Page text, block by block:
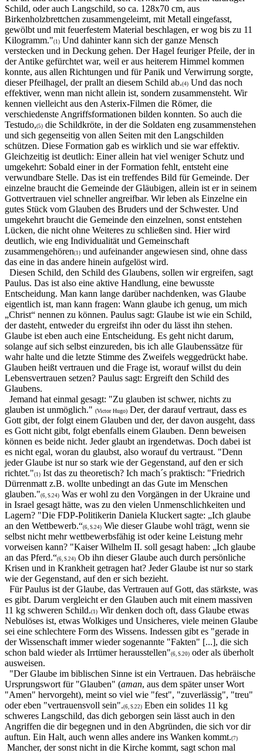
Schild, oder auch Langschild, so ca. 128x70 cm, aus
Birkenholzbrettchen zusammengeleimt, mit Metall eingefasst,
gewölbt und mit feuerfestem Material beschlagen, er wog bis zu 11
Kilogramm."(1) Und dahinter kann sich der ganze Mensch
verstecken und in Deckung gehen. Der Hagel feuriger Pfeile, der in
der Antike gefürchtet war, weil er aus heiterem Himmel kommen
konnte, aus allen Richtungen und für Panik und Verwirrung sorgte,
dieser Pfeilhagel, der prallt an diesem Schild ab.(4) Und das noch
effektiver, wenn man nicht allein ist, sondern zusammensteht. Wir
kennen vielleicht aus den Asterix-Filmen die Römer, die
verschiedenste Angriffsformationen bilden konnten. So auch die
Testudo,(5) die Schildkröte, in der die Soldaten eng zusammenstehen
und sich gegenseitig von allen Seiten mit den Langschilden
schützen. Diese Formation gab es wirklich und sie war effektiv.
Gleichzeitig ist deutlich: Einer allein hat viel weniger Schutz und
umgekehrt: Sobald einer in der Formation fehlt, entsteht eine
verwundbare Stelle. Das ist ein treffendes Bild für Gemeinde. Der
einzelne braucht die Gemeinde der Gläubigen, allein ist er in seinem
Gottvertrauen viel schneller angreifbar. Wir leben als Einzelne ein
gutes Stück vom Glauben des Bruders und der Schwester. Und
umgekehrt braucht die Gemeinde den einzelnen, sonst entstehen
Lücken, die nicht ohne Weiteres zu schließen sind. Hier wird
deutlich, wie eng Individualität und Gemeinschaft
zusammengehören(1) und aufeinander angewiesen sind, ohne dass
das eine in das andere hinein aufgelöst wird.
Diesen Schild, den Schild des Glaubens, sollen wir ergreifen, sagt
Paulus. Das ist also eine aktive Handlung, eine bewusste
Entscheidung. Man kann lange darüber nachdenken, was Glaube
eigentlich ist, man kann fragen: Wann glaube ich genug, um mich
„Christ“ nennen zu können. Paulus sagt: Glaube ist wie ein Schild,
der dasteht, entweder du ergreifst ihn oder du lässt ihn stehen.
Glaube ist eben auch eine Entscheidung. Es geht nicht darum,
solange auf sich selbst einzureden, bis ich alle Glaubenssätze für
wahr halte und die letzte Stimme des Zweifels weggedrückt habe.
Glauben heißt vertrauen und die Frage ist, worauf willst du dein
Lebensvertrauen setzen? Paulus sagt: Ergreift den Schild des
Glaubens.
Jemand hat einmal gesagt: "Zu glauben ist schwer, nichts zu
glauben ist unmöglich." (Victor Hugo) Der, der darauf vertraut, dass es
Gott gibt, der folgt einem Glauben und der, der davon ausgeht, dass
es Gott nicht gibt, folgt ebenfalls einem Glauben. Denn beweisen
können es beide nicht. Jeder glaubt an irgendetwas. Doch dabei ist
es nicht egal, woran du glaubst, also worauf du vertraust. "Denn
jeder Glaube ist nur so stark wie der Gegenstand, auf den er sich
richtet."(1) Ist das zu theoretisch? Ich mach´s praktisch: "Friedrich
Dürrenmatt z.B. wollte unbedingt an das Gute im Menschen
glauben."(6, S.24) Was er wohl zu den Vorgängen in der Ukraine und
in Israel gesagt hätte, was zu den vielen Unmenschlichkeiten und
Lagern? "Die FDP-Politikerin Daniela Kluckert sagte: „Ich glaube
an den Wettbewerb.“(6, S.24) Wie dieser Glaube wohl trägt, wenn sie
selbst nicht mehr wettbewerbsfähig ist oder keine Leistung mehr
vorweisen kann? "Kaiser Wilhelm II. soll gesagt haben: „Ich glaube
an das Pferd.“(6, S.24) Ob ihn dieser Glaube auch durch persönliche
Krisen und in Krankheit getragen hat? Jeder Glaube ist nur so stark
wie der Gegenstand, auf den er sich bezieht.
Für Paulus ist der Glaube, das Vertrauen auf Gott, das stärkste, was
es gibt. Darum vergleicht er den Glauben auch mit einem massiven
11 kg schweren Schild.(1) Wir denken doch oft, dass Glaube etwas
Nebulöses ist, etwas Wolkiges und Unsicheres, viele meinen Glaube
sei eine schlechtere Form des Wissens. Indessen gibt es "gerade in
der Wissenschaft immer wieder sogenannte "Fakten" [...], die sich
schon bald wieder als Irrtümer herausstellen"(6, S.20) oder als überholt
ausweisen.
"Der Glaube im biblischen Sinne ist ein Vertrauen. Das hebräische
Ursprungswort für "Glauben" (aman, aus dem später unser Wort
"Amen" hervorgeht), meint so viel wie "fest", "zuverlässig", "treu"
oder eben "vertrauensvoll sein".(6, S.22) Eben ein solides 11 kg
schweres Langschild, das dich geborgen sein lässt auch in den
Angriffen die dir begegnen und in den Abgründen, die sich vor dir
auftun. Ein Halt, auch wenn alles andere ins Wanken kommt.(7)
Mancher, der sonst nicht in die Kirche kommt, sagt schon mal